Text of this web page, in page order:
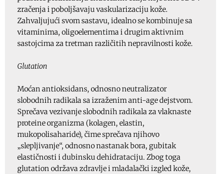
zračenja i poboljšavaju vaskularizaciju kože.
Zahvaljujući svom sastavu, idealno se kombinuje sa
vitaminima, oligoelementima i drugim aktivnim
sastojcima za tretman različitih nepravilnosti kože.
Glutation
Moćan antioksidans, odnosno neutralizator
slobodnih radikala sa izraženim anti-age dejstvom.
Sprečava vezivanje slobodnih radikala za vlaknaste
proteine organizma (kolagen, elastin,
mukopolisaharide), čime sprečava njihovo
„slepljivanje“, odnosno nastanak bora, gubitak
elastičnosti i dubinsku dehidrataciju. Zbog toga
glutation održava zdravlje i mladalački izgled kože,